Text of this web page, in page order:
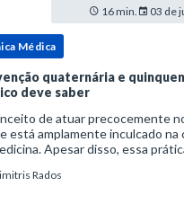
16 min. 03 de
Médica
quaternária e
deve saber
de atuar precocemente
está amplamente inculcado na
Apesar disso, essa
podem advir de
Rados